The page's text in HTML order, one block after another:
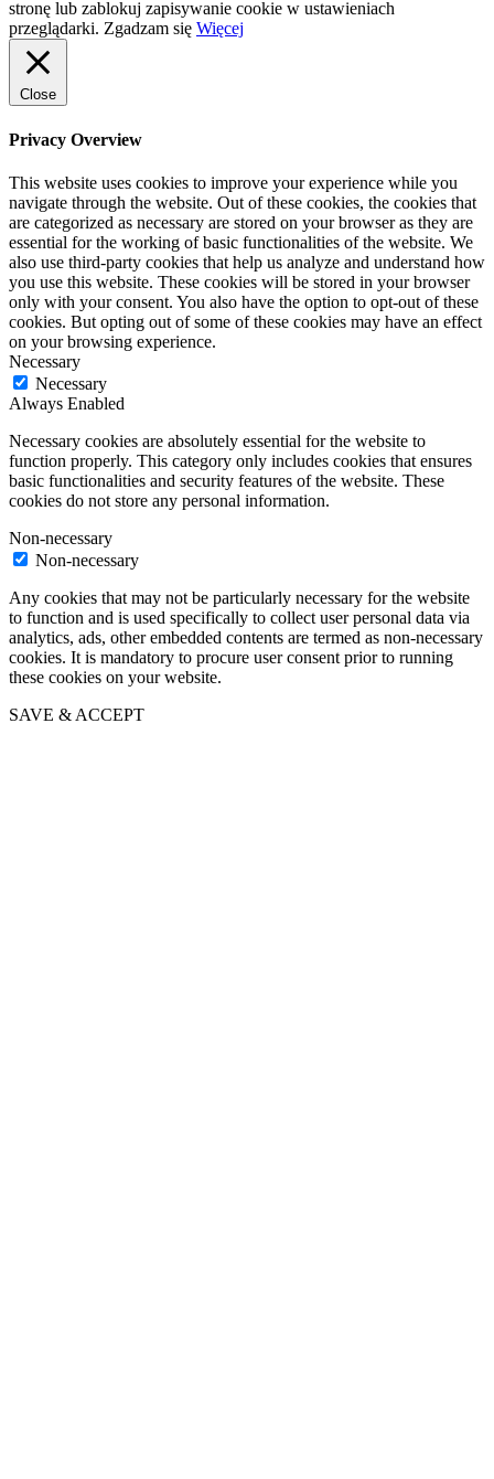
stronę lub zablokuj zapisywanie cookie w ustawieniach
przeglądarki. Zgadzam się Więcej
Close
Privacy Overview
This website uses cookies to improve your experience while you
navigate through the website. Out of these cookies, the cookies that
are categorized as necessary are stored on your browser as they are
essential for the working of basic functionalities of the website. We
also use third-party cookies that help us analyze and understand how
you use this website. These cookies will be stored in your browser
only with your consent. You also have the option to opt-out of these
cookies. But opting out of some of these cookies may have an effect
on your browsing experience.
Necessary
Necessary
Always Enabled
Necessary cookies are absolutely essential for the website to
function properly. This category only includes cookies that ensures
basic functionalities and security features of the website. These
cookies do not store any personal information.
Non-necessary
Non-necessary
Any cookies that may not be particularly necessary for the website
to function and is used specifically to collect user personal data via
analytics, ads, other embedded contents are termed as non-necessary
cookies. It is mandatory to procure user consent prior to running
these cookies on your website.
SAVE & ACCEPT